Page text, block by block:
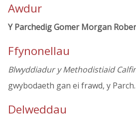
Awdur
Y Parchedig Gomer Morgan
Ffynonellau
Blwyddiadur y Methodistiaid
gwybodaeth gan ei frawd, y
Delweddau